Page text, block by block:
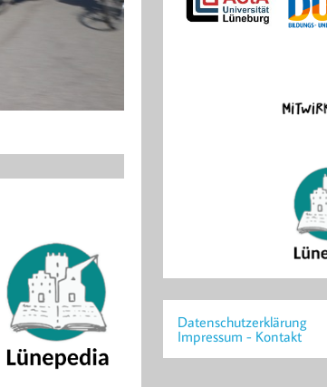
Datenschutzerklärung
Impressum - Kontakt